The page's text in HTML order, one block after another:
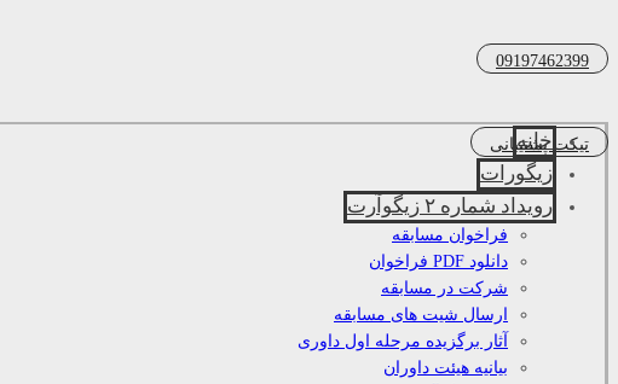
09197462399
تیکت پشتیبانی
خانه
زیگورات
رویداد شماره ۲ زیگوآرت
فراخوان مسابقه
دانلود PDF فراخوان
شرکت در مسابقه
ارسال شیت های مسابقه
آثار برگزیده مرحله اول داوری
بیانیه هیئت داوران